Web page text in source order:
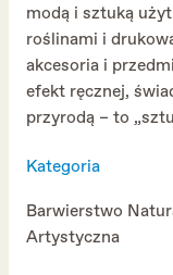
modą i sztuką
roślinami i
akcesoria i
efekt ręcznej,
przyrodą – to
Kategoria
Barwierstwo
Artystyczna